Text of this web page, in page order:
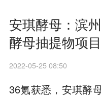
安琪酵母：滨
酵母抽提物项目
2022-05-25 08:50
36氪获悉，安琪酵